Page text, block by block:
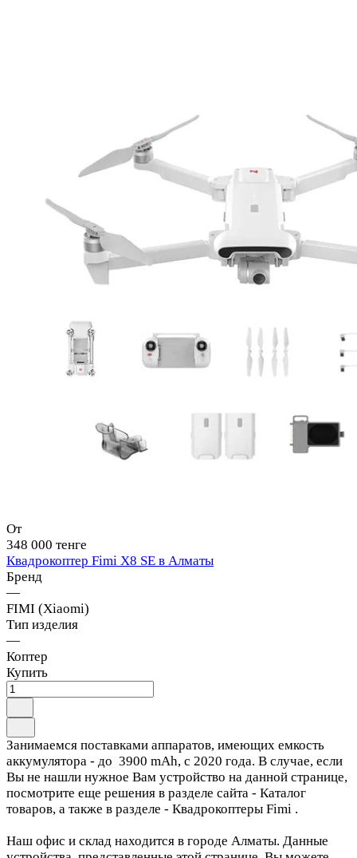
От
348 000 тенге
Квадрокоптер Fimi X8 SE в Алматы
Бренд
—
FIMI (Xiaomi)
Тип изделия
—
Коптер
Купить
Занимаемся поставками аппаратов, имеющих емкость
аккумулятора - до 3900 mAh, с 2020 года. В случае, если
Вы не нашли нужное Вам устройство на данной странице,
посмотрите еще решения в разделе сайта - Каталог
товаров, а также в разделе - Квадрокоптеры Fimi .
Наш офис и склад находится в городе Алматы. Данные